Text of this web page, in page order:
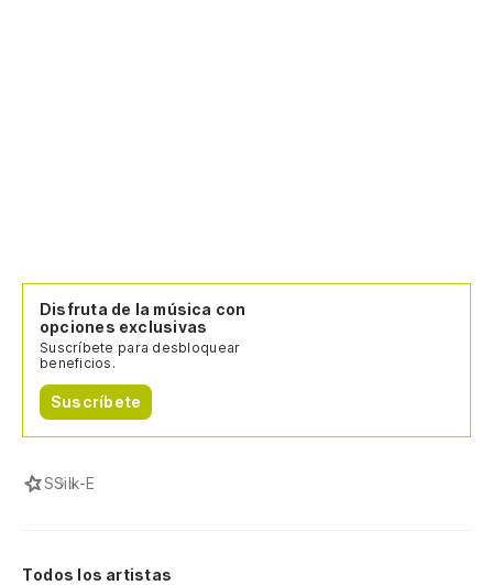
Disfruta de la música con
opciones exclusivas
Suscríbete para desbloquear
beneficios.
Suscríbete
SSilk-E
Todos los artistas